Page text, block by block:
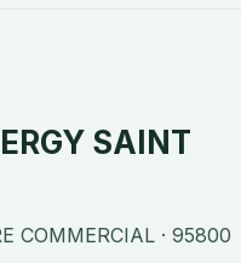
SAINT
COMMERCIAL · 95800